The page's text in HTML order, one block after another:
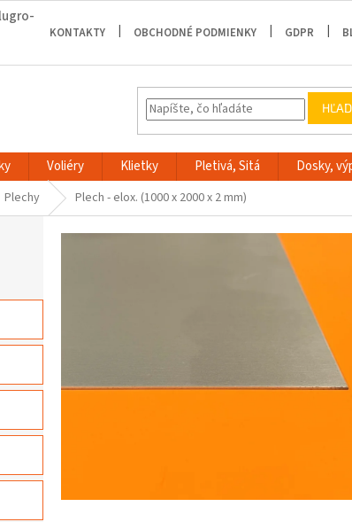
KONTAKTY OBCHODNÉ PODMIENKY GDPR
Voliéry Klietky Pletivá, Sitá Dosky,
Plechy Plech - elox. (1000 x 2000 x 2 mm)